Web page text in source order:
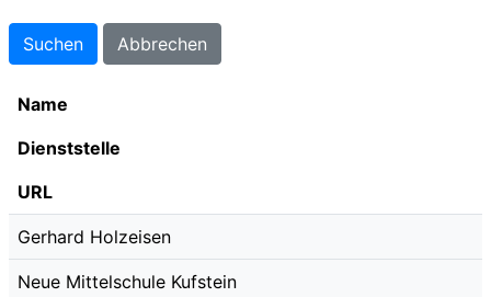
Name
Dienststelle
URL
Gerhard Holzeisen
Neue Mittelschule Kufstein